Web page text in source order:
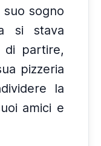
sogno
si stava
di partire,
pizzeria
la
amici e